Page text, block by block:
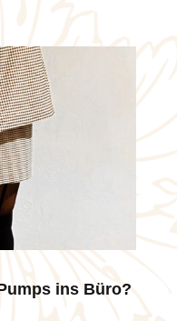
ins Büro?